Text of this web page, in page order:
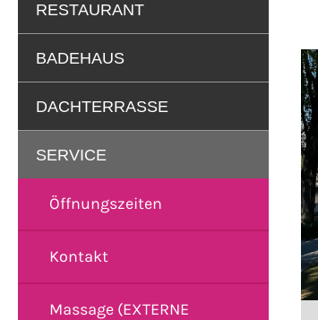
RESTAURANT
BADEHAUS
DACHTERRASSE
SERVICE
Öffnungszeiten
Kontakt
Massage (EXTERNE